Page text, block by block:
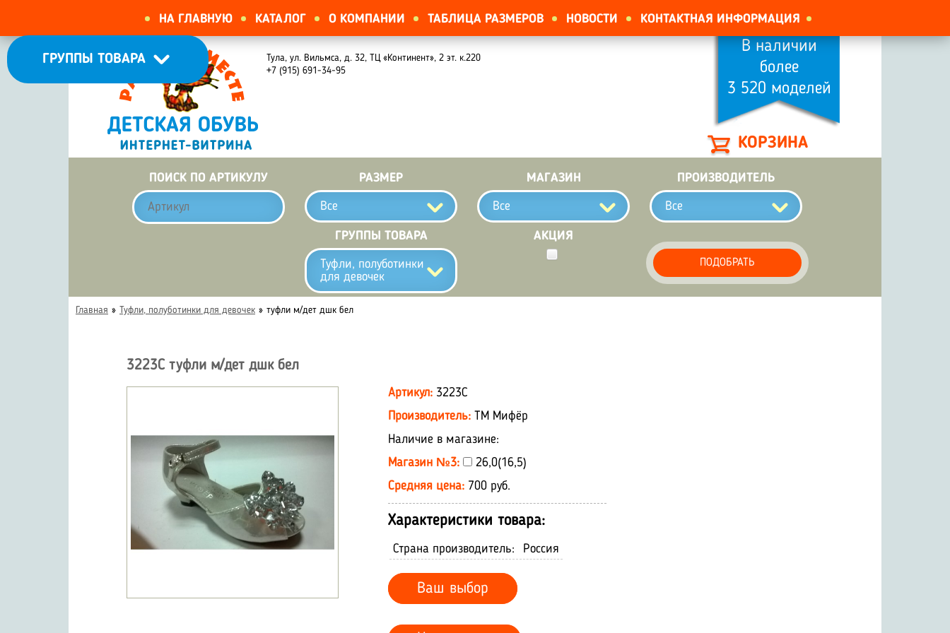
НА ГЛАВНУЮ КАТАЛОГ О КОМПАНИИ ТАБЛИЦА РАЗМЕРОВ НОВОСТИ КОНТАКТНАЯ ИНФОРМАЦИЯ
КОРЗИНА
В наличии
более
3 520 моделей
Тула, ул. Вильмса, д. 32, ТЦ «Континент», 2 эт. к.220
+7 (915) 691-34-95
ГРУППЫ ТОВАРА
ПОИСК ПО АРТИКУЛУ РАЗМЕР
Все
МАГАЗИН
Все
ПРОИЗВОДИТЕЛЬ
Все
ГРУППЫ ТОВАРА
Туфли, полуботинки
для девочек
АКЦИЯ
ПОДОБРАТЬ
Главная » Туфли, полуботинки для девочек » туфли м/дет дшк бел
3223С туфли м/дет дшк бел
Артикул: 3223С
Производитель: ТМ Мифёр
Наличие в магазине:
Магазин №3:
26,0(16,5)
Средняя цена: 700 руб.
Характеристики товара:
Страна производитель: Россия
Ваш выбор